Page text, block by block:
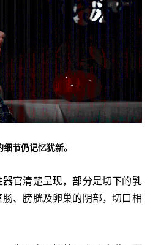
节仍记忆犹新。
官清楚呈现，部分是切下的乳
、膀胱及卵巢的阴部，切口相